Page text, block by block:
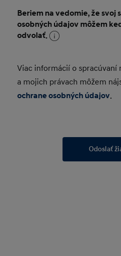
Beriem na vedomie, že svoj
osobných údajov môžem
odvolať.
Viac informácií o
a mojich právach môžem
ochrane osobných údajov.
Odoslať